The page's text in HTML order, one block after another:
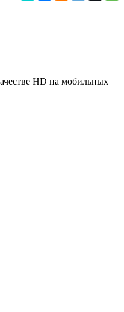
HD на мобильных